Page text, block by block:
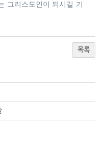
그리스도인이 되시길 기
목록